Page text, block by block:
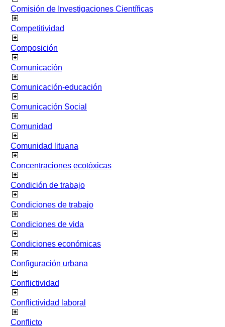
Comisión de Investigaciones Científicas
Competitividad
Composición
Comunicación
Comunicación-educación
Comunicación Social
Comunidad
Comunidad lituana
Concentraciones ecotóxicas
Condición de trabajo
Condiciones de trabajo
Condiciones de vida
Condiciones económicas
Configuración urbana
Conflictividad
Conflictividad laboral
Conflicto